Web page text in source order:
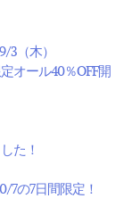
3（木）
オール40％OFF開
た！
7の7日間限定！